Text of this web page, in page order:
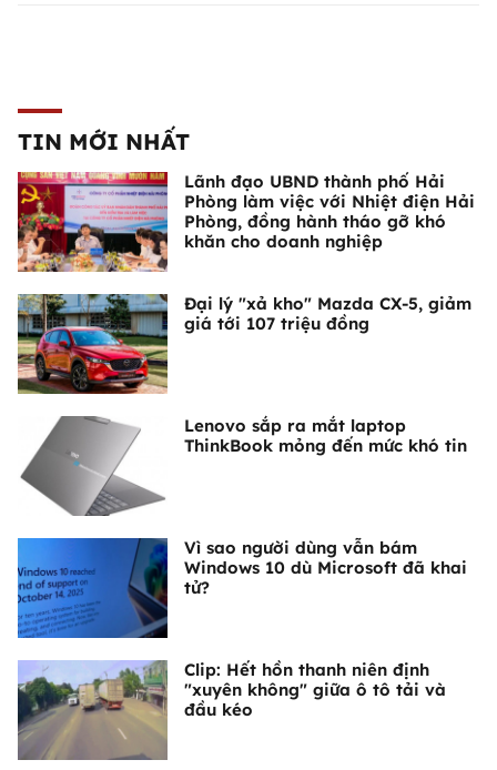
TIN MỚI NHẤT
Lãnh đạo UBND thành phố Hải
Phòng làm việc với Nhiệt điện Hải
Phòng, đồng hành tháo gỡ khó
khăn cho doanh nghiệp
Đại lý "xả kho" Mazda CX-5, giảm
giá tới 107 triệu đồng
Lenovo sắp ra mắt laptop
ThinkBook mỏng đến mức khó tin
Vì sao người dùng vẫn bám
Windows 10 dù Microsoft đã khai
tử?
Clip: Hết hồn thanh niên định
"xuyên không" giữa ô tô tải và
đầu kéo